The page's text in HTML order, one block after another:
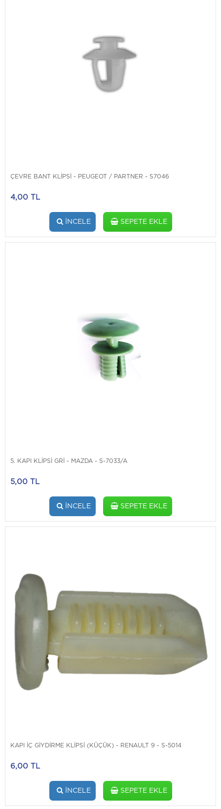
ÇEVRE BANT KLİPSİ - PEUGEOT / PARTNER - S7046
4,00 TL
İNCELE SEPETE EKLE
5. KAPI KLİPSİ GRİ - MAZDA - S-7033/A
5,00 TL
İNCELE SEPETE EKLE
KAPI İÇ GİYDİRME KLİPSİ (KÜÇÜK) - RENAULT 9 - S-5014
6,00 TL
İNCELE SEPETE EKLE